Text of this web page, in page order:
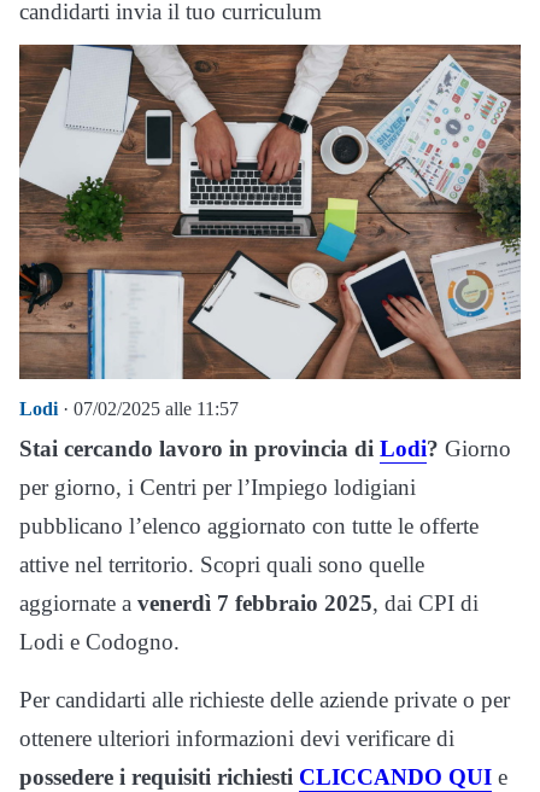
candidarti invia il tuo curriculum
Lodi · 07/02/2025 alle 11:57
Stai cercando lavoro in provincia di Lodi? Giorno
per giorno, i Centri per l’Impiego lodigiani
pubblicano l’elenco aggiornato con tutte le offerte
attive nel territorio. Scopri quali sono quelle
aggiornate a venerdì 7 febbraio 2025, dai CPI di
Lodi e Codogno.
Per candidarti alle richieste delle aziende private o per
ottenere ulteriori informazioni devi verificare di
possedere i requisiti richiesti CLICCANDO QUI e